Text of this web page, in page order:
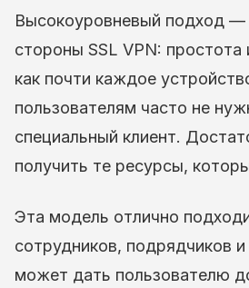
Высокоуровневый подход —
стороны SSL VPN:
как почти каждое
пользователям часто не
специальный клиент.
получить те ресурсы,
Эта модель отлично
сотрудников, подрядчиков
может дать пользователю